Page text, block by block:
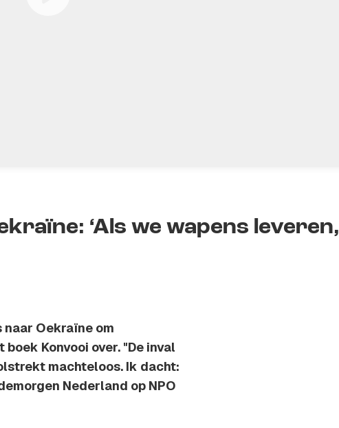
‘Als we wapens leveren,
Oekraïne om
Konvooi over. "De inval
machteloos. Ik dacht:
Nederland op NPO